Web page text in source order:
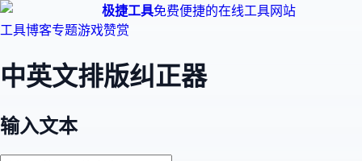
极捷工具免费便捷的在线工具网站
工具博客专题游戏赞赏
中英文排版纠正器
输入文本